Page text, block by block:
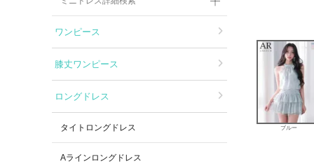
ワンピース
膝丈ワンピース
ロングドレス
タイトロングドレス
Aラインロングドレス
ブルー